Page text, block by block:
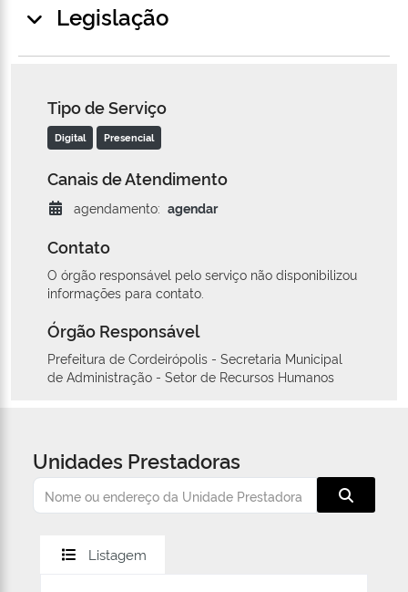
Legislação
Tipo de Serviço
Digital Presencial
Canais de Atendimento
agendamento: agendar
Contato
O órgão responsável pelo serviço não disponibilizou
informações para contato.
Órgão Responsável
Prefeitura de Cordeirópolis - Secretaria Municipal
de Administração - Setor de Recursos Humanos
Unidades Prestadoras
Listagem